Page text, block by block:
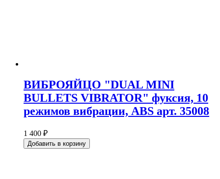
ВИБРОЯЙЦО "DUAL MINI
BULLETS VIBRATOR" фуксия, 10
режимов вибрации, ABS арт. 35008
1 400 ₽
Добавить в корзину